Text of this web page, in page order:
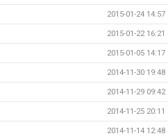
2015-01-24 14:57
2015-01-22 16:21
2015-01-05 14:17
2014-11-30 19:48
2014-11-29 09:42
2014-11-25 20:11
2014-11-14 12:48